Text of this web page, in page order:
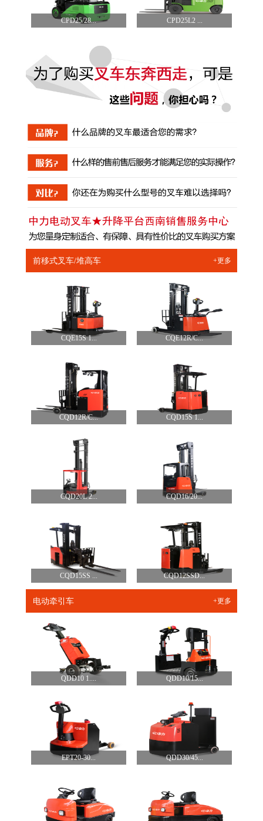
CPD25/28... CPD25L2 ...
前移式叉车/堆高车 +更多
CQE15S 1... CQE12R/C...
CQD12R/C... CQD15S 1...
CQD20L 2... CQD16/20...
CQD15SS ... CQD12SSD...
电动牵引车 +更多
QDD10 1.... QDD10/15...
EPT20-30... QDD30/45...